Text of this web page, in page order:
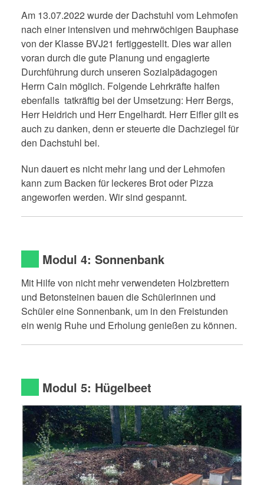
Am 13.07.2022 wurde der Dachstuhl vom Lehmofen
nach einer intensiven und mehrwöchigen Bauphase
von der Klasse BVJ21 fertiggestellt. Dies war allen
voran durch die gute Planung und engagierte
Durchführung durch unseren Sozialpädagogen
Herrn Cain möglich. Folgende Lehrkräfte halfen
ebenfalls tatkräftig bei der Umsetzung: Herr Bergs,
Herr Heidrich und Herr Engelhardt. Herr Eifler gilt es
auch zu danken, denn er steuerte die Dachziegel für
den Dachstuhl bei.
Nun dauert es nicht mehr lang und der Lehmofen
kann zum Backen für leckeres Brot oder Pizza
angeworfen werden. Wir sind gespannt.
Modul 4: Sonnenbank
Mit Hilfe von nicht mehr verwendeten Holzbrettern
und Betonsteinen bauen die Schülerinnen und
Schüler eine Sonnenbank, um in den Freistunden
ein wenig Ruhe und Erholung genießen zu können.
Modul 5: Hügelbeet